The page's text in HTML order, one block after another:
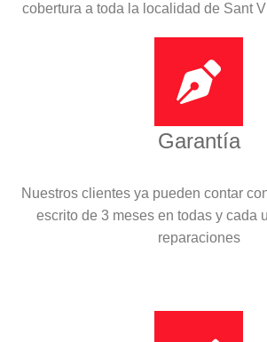
cobertura a toda la localidad de Sant
Garantía
Nuestros clientes ya pueden contar
escrito de 3 meses en todas y cada
reparaciones